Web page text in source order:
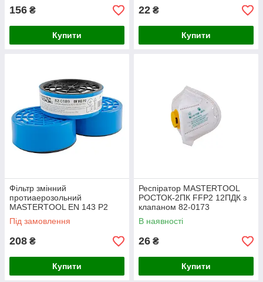
156 ₴
Купити
22 ₴
Купити
Фільтр змінний
протиаерозольний
MASTERTOOL EN 143 P2
набір 6 шт 82-0189
Під замовлення
208 ₴
Купити
Респіратор MASTERTOOL
РОСТОК-2ПК FFP2 12ПДК з
клапаном 82-0173
В наявності
26 ₴
Купити